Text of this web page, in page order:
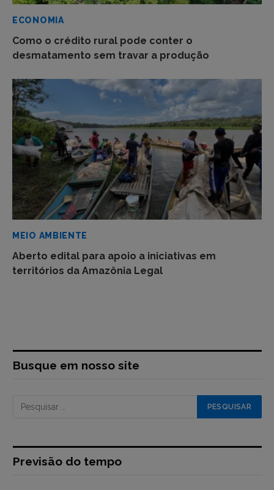
ECONOMIA
Como o crédito rural pode conter o
desmatamento sem travar a produção
MEIO AMBIENTE
Aberto edital para apoio a iniciativas em
territórios da Amazônia Legal
Busque em nosso site
Previsão do tempo